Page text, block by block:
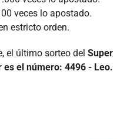
veces lo apostado.
estricto orden.
el último sorteo del Super
el número: 4496 - Leo.